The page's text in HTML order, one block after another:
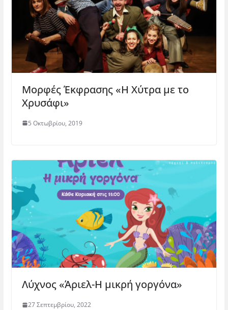
Μορφές Έκφρασης «Η Χύτρα με το
Χρυσάφι»
5 Οκτωβρίου, 2019
Λύχνος «Άριελ-Η μικρή γοργόνα»
27 Σεπτεμβρίου, 2022